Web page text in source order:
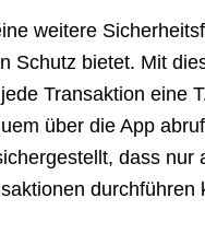
weitere
Schutz bietet. Mit
Transaktion eine
über die App
dass nur
durchführen